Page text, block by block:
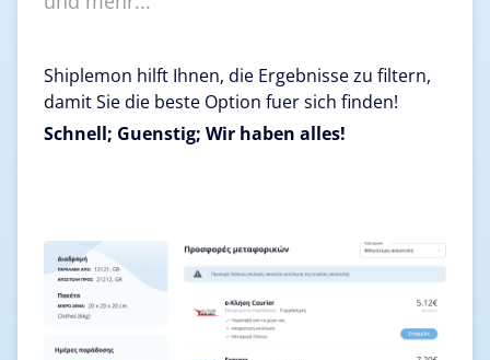
Shiplemon hilft Ihnen, die Ergebnisse zu filtern,
damit Sie die beste Option fuer sich finden!
Schnell; Guenstig; Wir haben alles!